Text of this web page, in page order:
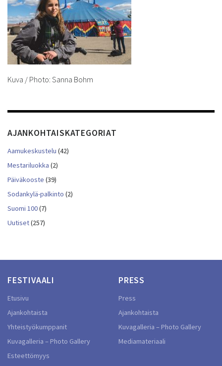
Kuva / Photo: Sanna Bohm
AJANKOHTAISKATEGORIAT
Aamukeskustelu (42)
Mestariluokka (2)
Päiväkooste (39)
Sodankylä-palkinto (2)
Suomi 100(7)
Uutiset(257)
FESTIVAALI
Etusivu
Ajankohtaista
Yhteistyökumppanit
Kuvagalleria – Photo Gallery
Esteettömyys
PRESS
Press
Ajankohtaista
Kuvagalleria – Photo Gallery
Mediamateriaali